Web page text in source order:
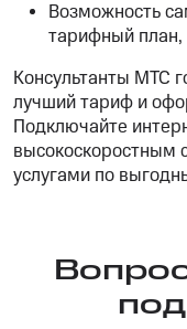
Возможность
тарифный
Консультанты МТС
лучший тариф и
Подключайте
высокоскоростным
услугами по